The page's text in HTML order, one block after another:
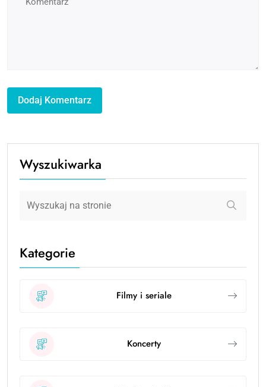
Wyszukiwarka
Kategorie
Filmy i seriale
Koncerty